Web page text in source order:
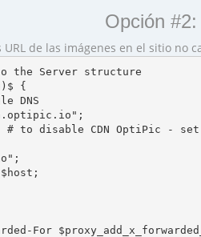
Opción
URL de las imágenes en el sitio no
the Server structure
{
DNS
# to disable CDN OptiPic -
For